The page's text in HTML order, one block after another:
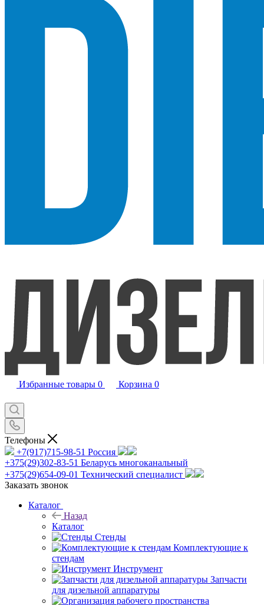
Избранные товары 0 Корзина 0
Телефоны
+7(917)715-98-51 Россия
+375(29)302-83-51 Беларусь многоканальный
+375(29)654-09-01 Технический специалист
Заказать звонок
Каталог
Назад
Каталог
Стенды
Комплектующие к
стендам
Инструмент
Запчасти
для дизельной аппаратуры